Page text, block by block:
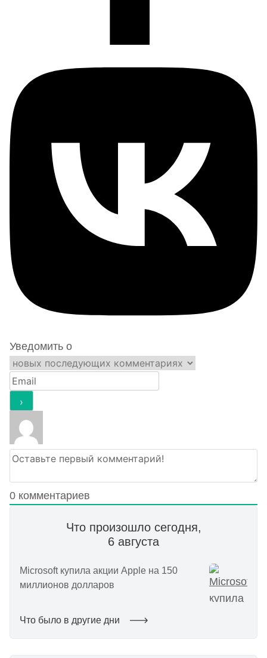
Уведомить о
0 комментариев
Что произошло сегодня,
6 августа
Microsoft купила акции Apple на 150
миллионов долларов
Что было в другие дни